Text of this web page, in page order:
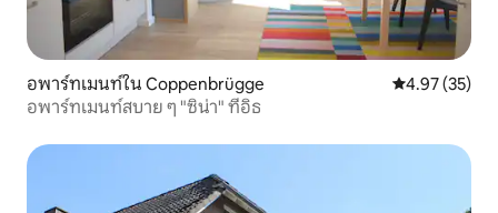
อพาร์ทเมนท์ใน Coppenbrügge คะแนนเฉลี่ย
4.97 (35)
อพาร์ทเมนท์สบาย ๆ "ซิน่า" ที่อิธ